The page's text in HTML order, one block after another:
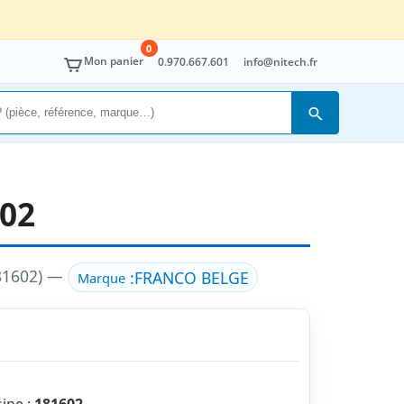
Mon panier
0
0.970.667.601 info@nitech.fr
Rechercher
— Marque:FRANCO BELGE